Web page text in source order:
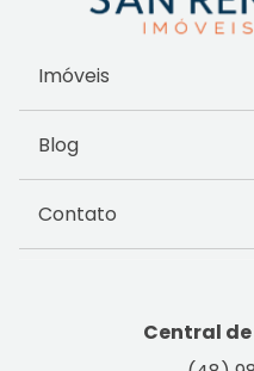
Imóveis
Blog
Contato
Central